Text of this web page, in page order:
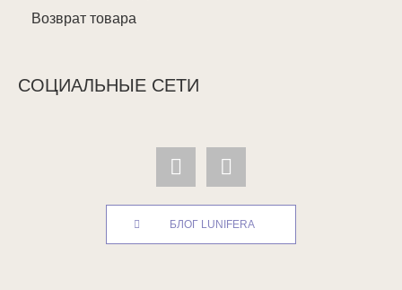
Возврат товара
СОЦИАЛЬНЫЕ СЕТИ
БЛОГ LUNIFERA